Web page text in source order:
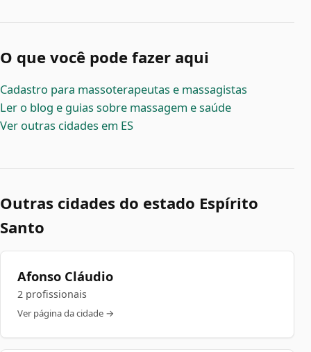
O que você pode fazer aqui
Cadastro para massoterapeutas e massagistas
Ler o blog e guias sobre massagem e saúde
Ver outras cidades em ES
Outras cidades do estado Espírito
Santo
Afonso Cláudio
2 profissionais
Ver página da cidade →